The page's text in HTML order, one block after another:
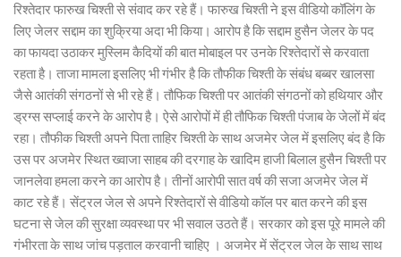
रिश्तेदार फारुख चिश्ती से संवाद कर रहे हैं। फारुख चिश्ती ने इस वीडियो कॉलिंग के
लिए जेलर सद्दाम का शुक्रिया अदा भी किया। आरोप है कि सद्दाम हुसैन जेलर के पद
का फायदा उठाकर मुस्लिम कैदियों की बात मोबाइल पर उनके रिश्तेदारों से करवाता
रहता है। ताजा मामला इसलिए भी गंभीर है कि तौफीक चिश्ती के संबंध बब्बर खालसा
जैसे आतंकी संगठनों से भी रहे हैं। तौफिक चिश्ती पर आतंकी संगठनों को हथियार और
ड्रग्स सप्लाई करने के आरोप है। ऐसे आरोपों में ही तौफिक चिश्ती पंजाब के जेलों में बंद
रहा। तौफीक चिश्ती अपने पिता ताहिर चिश्ती के साथ अजमेर जेल में इसलिए बंद है कि
उस पर अजमेर स्थित ख्वाजा साहब की दरगाह के खादिम हाजी बिलाल हुसैन चिश्ती पर
जानलेवा हमला करने का आरोप है। तीनों आरोपी सात वर्ष की सजा अजमेर जेल में
काट रहे हैं। सेंट्रल जेल से अपने रिश्तेदारों से वीडियो कॉल पर बात करने की इस
घटना से जेल की सुरक्षा व्यवस्था पर भी सवाल उठते हैं। सरकार को इस पूरे मामले की
गंभीरता के साथ जांच पड़ताल करवानी चाहिए । अजमेर में सेंट्रल जेल के साथ साथ